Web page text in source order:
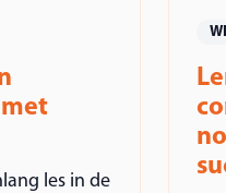
les in de